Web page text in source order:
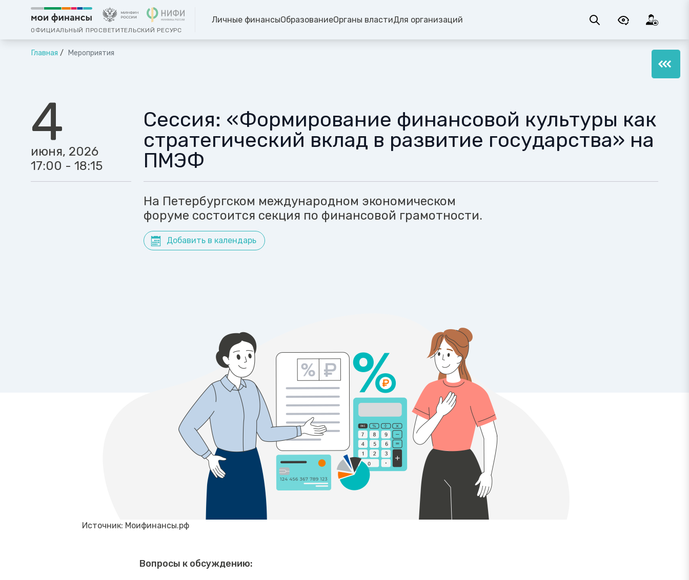
ОФИЦИАЛЬНЫЙ ПРОСВЕТИТЕЛЬСКИЙ РЕСУРС
Личные финансыОбразованиеОрганы властиДля организаций
Главная Мероприятия
4
июня, 2026
17:00 - 18:15
Сессия: «Формирование финансовой культуры как
стратегический вклад в развитие государства» на
ПМЭФ
На Петербургском международном экономическом
форуме состоится секция по финансовой грамотности.
Добавить в календарь
Источник: Моифинансы.рф
Вопросы к обсуждению: